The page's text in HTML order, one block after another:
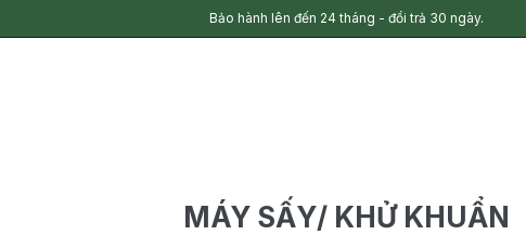
Bảo hành lên đến 24 tháng - đổi trả 30 ngày.
MÁY SẤY/ KHỬ KHUẨN